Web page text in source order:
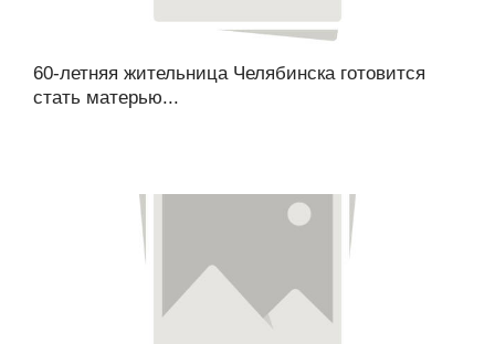
60-летняя жительница Челябинска готовится
стать матерью...